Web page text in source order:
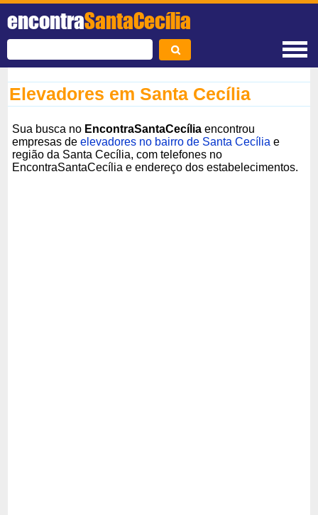
encontraSantaCecília
Elevadores em Santa Cecília
Sua busca no EncontraSantaCecília encontrou
empresas deelevadores no bairro de Santa Cecília e
região da Santa Cecília, com telefones no
EncontraSantaCecília e endereço dos estabelecimentos.